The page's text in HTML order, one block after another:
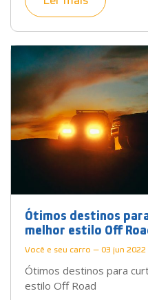
Ótimos destinos
melhor estilo Off
Você e seu carro — 03 jun
Ótimos destinos para
estilo Off Road